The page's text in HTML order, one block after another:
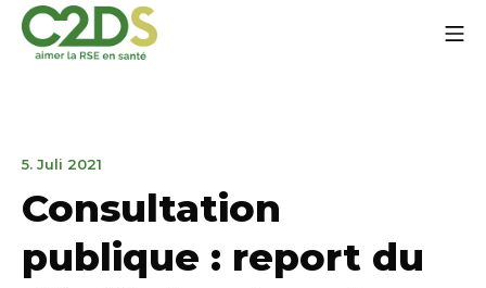
Zum
Inhalt
springen
5. Juli 2021
2023
Consultation
publique : report du